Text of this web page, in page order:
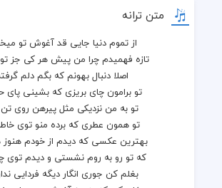
متن ترانه